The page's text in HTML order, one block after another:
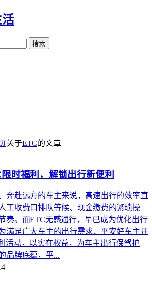
活
关于ETC的文章
时福利，解锁出行新便利
奔赴远方的车主来说，高速出行的效率直
工收费口排队等候、现金缴费的繁琐操
奏。而ETC无感通行，早已成为优化出行
满足广大车主的出行需求，平安好车主开
活动，以实在权益，为车主出行保驾护
品牌底蕴，平...